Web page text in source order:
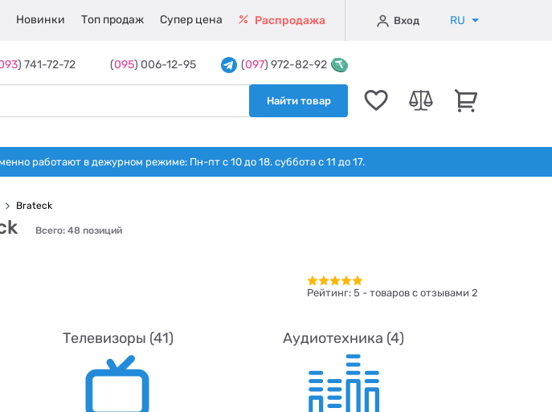
Новинки Топ продаж Супер цена Распродажа Вход RU
) 741-72-72 (095) 006-12-95 (097) 972-82-92
Найти товар
работают в дежурном режиме: Пн-пт с 10 до 18. суббота с 11 до 17.
Brateck
Всего: 48 позиций
Рейтинг: 5 - товаров с отзывами 2
Телевизоры (41) Аудиотехника (4)